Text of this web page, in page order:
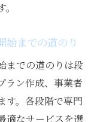
始までの道のり
までの道のりは段
ラン作成、事業者
す。各段階で専門
適なサービスを選